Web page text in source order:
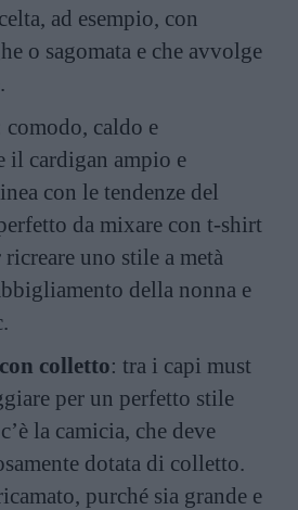
ad esempio, con
o sagomata e che avvolge
comodo, caldo e
il cardigan ampio e
con le tendenze del
da mixare con t-shirt
ricreare uno stile a metà
della nonna e
colletto: tra i capi must
per un perfetto stile
la camicia, che deve
dotata di colletto.
purché sia grande e